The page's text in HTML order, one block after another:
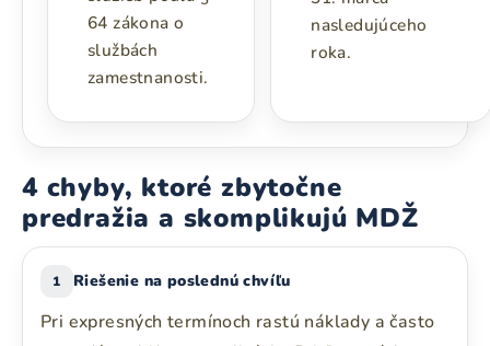
64 zákona o
službách
zamestnanosti.
nasledujúceho
roka.
4 chyby, ktoré zbytočne
predražia a skomplikujú MDŽ
1 Riešenie na poslednú chvíľu
Pri expresných termínoch rastú náklady a často